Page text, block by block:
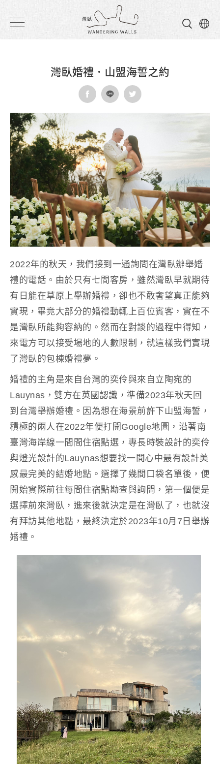
民
宿
灣臥婚禮．山盟海誓之約
2022年的秋天，我們接到一通詢問在灣臥辦舉婚
禮的電話。由於只有七間客房，雖然灣臥早就期待
有日能在草原上舉辦婚禮，卻也不敢奢望真正能夠
實現，畢竟大部分的婚禮動輒上百位賓客，實在不
是灣臥所能夠容納的。然而在對談的過程中得知，
來電方可以接受場地的人數限制，就這樣我們實現
了灣臥的包棟婚禮夢。
婚禮的主角是來自台灣的奕伶與來自立陶宛的
Lauynas，雙方在英國認識，準備2023年秋天回
到台灣舉辦婚禮。因為想在海景前許下山盟海誓，
積極的兩人在2022年便打開Google地圖，沿著南
臺灣海岸線一間間住宿點選，專長時裝設計的奕伶
與燈光設計的Lauynas想要找一間心中最有設計美
感最完美的結婚地點。選擇了幾間口袋名單後，便
開始實際前往每間住宿點勘查與詢問，第一個便是
選擇前來灣臥，進來後就決定是在灣臥了，也就沒
有拜訪其他地點，最終決定於2023年10月7日舉辦
婚禮。